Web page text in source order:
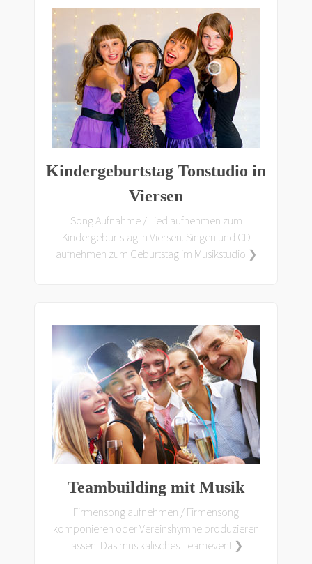
Kindergeburtstag Tonstudio in
Viersen
Song Aufnahme / Lied aufnehmen zum
Kindergeburtstag in Viersen. Singen und CD
aufnehmen zum Geburtstag im Musikstudio ❯
Teambuilding mit Musik
Firmensong aufnehmen / Firmensong
komponieren oder Vereinshymne produzieren
lassen. Das musikalisches Teamevent ❯